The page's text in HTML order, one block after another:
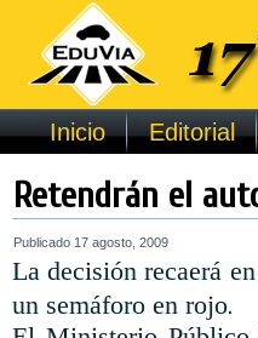
Inicio Editorial
Retendrán el
Publicado 17 agosto, 2009
La decisión recaerá
un semáforo en rojo.